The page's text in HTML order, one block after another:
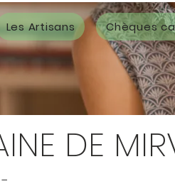
Les Artisans Chèques
DE